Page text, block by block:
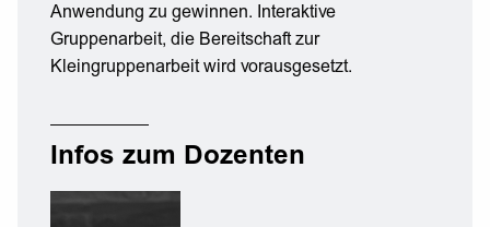
Anwendung zu gewinnen. Interaktive
Gruppenarbeit, die Bereitschaft zur
Kleingruppenarbeit wird vorausgesetzt.
Infos zum Dozenten